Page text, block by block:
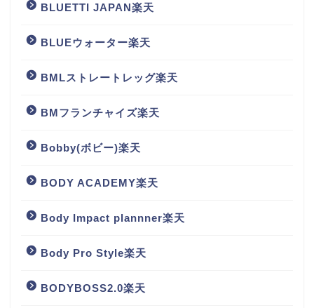
BLUETTI JAPAN楽天
BLUEウォーター楽天
BMLストレートレッグ楽天
BMフランチャイズ楽天
Bobby(ボビー)楽天
BODY ACADEMY楽天
Body Impact plannner楽天
Body Pro Style楽天
BODYBOSS2.0楽天